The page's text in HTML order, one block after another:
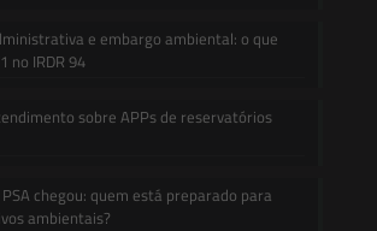
e embargo ambiental: o que
no IRDR 94
sobre APPs de reservatórios
chegou: quem está preparado para
ambientais?